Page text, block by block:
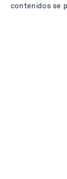
contenidos se